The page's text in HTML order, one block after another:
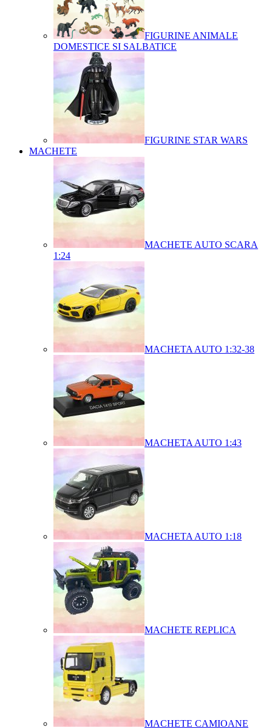
FIGURINE ANIMALE
DOMESTICE SI SALBATICE
FIGURINE STAR WARS
MACHETE
MACHETE AUTO SCARA
1:24
MACHETA AUTO 1:32-38
MACHETA AUTO 1:43
MACHETA AUTO 1:18
MACHETE REPLICA
MACHETE CAMIOANE